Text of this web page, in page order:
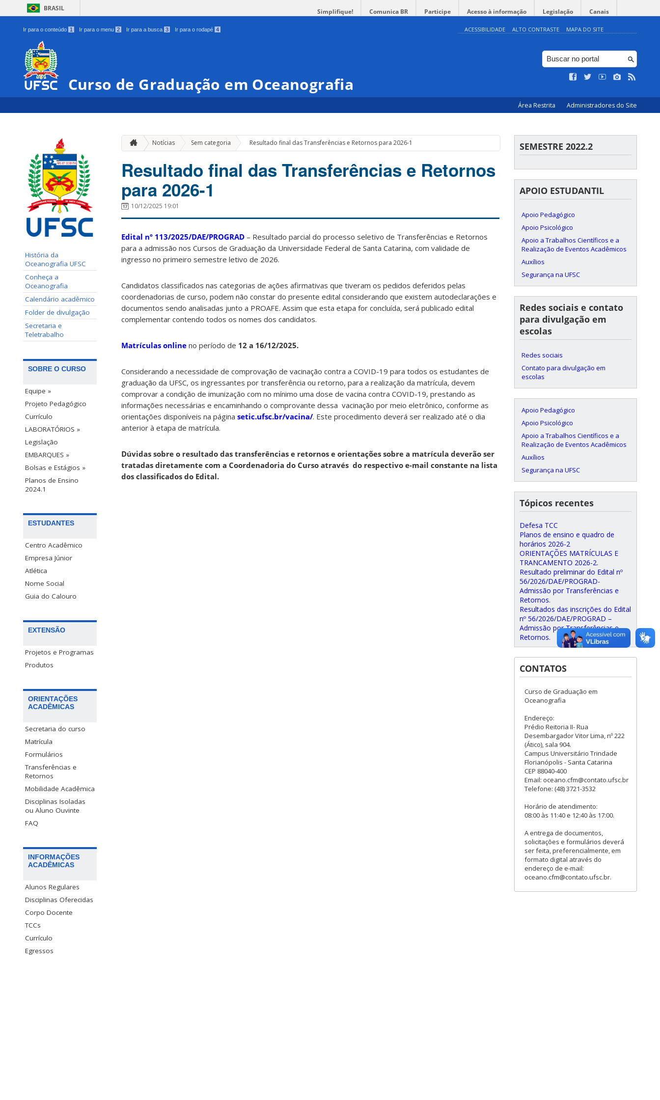
BRASIL Simplifique! Comunica BR Participe Acesso à informação Legislação Canais
Ir para o conteúdo 1 Ir para o menu 2 Ir para a busca 3 Ir para o rodapé 4 ACESSIBILIDADE ALTO CONTRASTE MAPA DO SITE
Curso de Graduação em Oceanografia
Área Restrita Administradores do Site
História da
Oceanografia UFSC
Conheça a
Oceanografia
Calendário acadêmico
Folder de divulgação
Secretaria e
Teletrabalho
SOBRE O CURSO
Equipe »
Projeto Pedagógico
Currículo
LABORATÓRIOS »
Legislação
EMBARQUES »
Bolsas e Estágios »
Planos de Ensino
2024.1
ESTUDANTES
Centro Acadêmico
Empresa Júnior
Atlética
Nome Social
Guia do Calouro
EXTENSÃO
Projetos e Programas
Produtos
ORIENTAÇÕES
ACADÊMICAS
Secretaria do curso
Matrícula
Formulários
Transferências e
Retornos
Mobilidade Acadêmica
Disciplinas Isoladas
ou Aluno Ouvinte
FAQ
INFORMAÇÕES
ACADÊMICAS
Alunos Regulares
Disciplinas Oferecidas
Corpo Docente
TCCs
Currículo
Egressos
Notícias Sem categoria » Resultado final das Transferências e Retornos para 2026-1
Resultado final das Transferências e Retornos
para 2026-1
10/12/2025 19:01
Edital nº 113/2025/DAE/PROGRAD – Resultado parcial do processo seletivo de Transferências e Retornos
para a admissão nos Cursos de Graduação da Universidade Federal de Santa Catarina, com validade de
ingresso no primeiro semestre letivo de 2026.
Candidatos classificados nas categorias de ações afirmativas que tiveram os pedidos deferidos pelas
coordenadorias de curso, podem não constar do presente edital considerando que existem autodeclarações e
documentos sendo analisadas junto a PROAFE. Assim que esta etapa for concluída, será publicado edital
complementar contendo todos os nomes dos candidatos.
Matrículas online no período de 12 a 16/12/2025.
Considerando a necessidade de comprovação de vacinação contra a COVID-19 para todos os estudantes de
graduação da UFSC, os ingressantes por transferência ou retorno, para a realização da matrícula, devem
comprovar a condição de imunização com no mínimo uma dose de vacina contra COVID-19, prestando as
informações necessárias e encaminhando o comprovante dessa vacinação por meio eletrônico, conforme as
orientações disponíveis na página setic.ufsc.br/vacina/. Este procedimento deverá ser realizado até o dia
anterior à etapa de matrícula.
Dúvidas sobre o resultado das transferências e retornos e orientações sobre a matrícula deverão ser
tratadas diretamente com a Coordenadoria do Curso através do respectivo e-mail constante na lista
dos classificados do Edital.
SEMESTRE 2022.2
APOIO ESTUDANTIL
Apoio Pedagógico
Apoio Psicológico
Apoio a Trabalhos Científicos e a
Realização de Eventos Acadêmicos
Auxílios
Segurança na UFSC
Redes sociais e contato
para divulgação em
escolas
Redes sociais
Contato para divulgação em
escolas
Apoio Pedagógico
Apoio Psicológico
Apoio a Trabalhos Científicos e a
Realização de Eventos Acadêmicos
Auxílios
Segurança na UFSC
Tópicos recentes
Defesa TCC
Planos de ensino e quadro de
horários 2026-2
ORIENTAÇÕES MATRÍCULAS E
TRANCAMENTO 2026-2.
Resultado preliminar do Edital nº
56/2026/DAE/PROGRAD-
Admissão por Transferências e
Retornos.
Resultados das inscrições do Edital
nº 56/2026/DAE/PROGRAD –
Admissão por Transferências e
Retornos.
CONTATOS
Curso de Graduação em
Oceanografia
Endereço:
Prédio Reitoria II- Rua
Desembargador Vitor Lima, nº 222
(Ático), sala 904.
Campus Universitário Trindade
Florianópolis - Santa Catarina
CEP 88040-400
Email: oceano.cfm@contato.ufsc.br
Telefone: (48) 3721-3532
Horário de atendimento:
08:00 às 11:40 e 12:40 às 17:00.
A entrega de documentos,
solicitações e formulários deverá
ser feita, preferencialmente, em
formato digital através do
endereço de e-mail:
oceano.cfm@contato.ufsc.br.